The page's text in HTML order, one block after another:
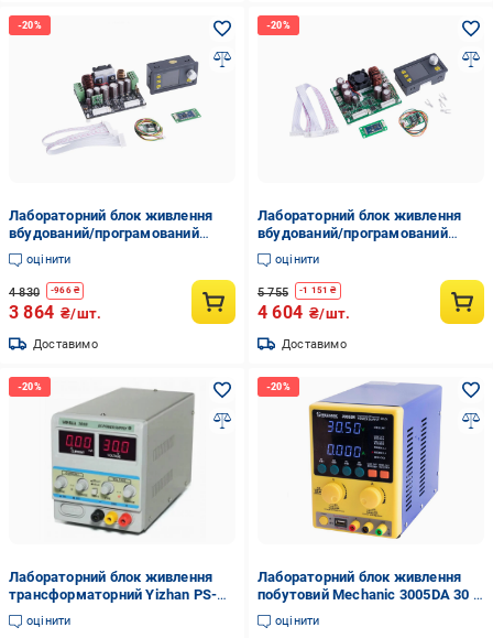
Лабораторний блок живлення
вбудований/програмований
RIDEN DPH5005 160 Вт/0-50 В/5А
USB Bluetooth Чорний (168-31-
180-025)
оцінити
4 830 -966₴
3 864 ₴/шт.
Доставимо
Лабораторний блок живлення
вбудований/програмований
RIDEN DPS5020 1000 Вт 0-50
В/20А USB Bluetooth Чорний
(168-31-182-245)
оцінити
5 755 -1 151 ₴
4 604 ₴/шт.
Доставимо
Лабораторний блок живлення
трансформаторний Yizhan PS-
305D 150 Вт/30 В/5А цифровий
Сірий (168-31-87-001)
оцінити
Лабораторний блок живлення
побутовий Mechanic 3005DA 30 В
5А цифровий Синьо-жовтий
(168-31-185-621)
оцінити